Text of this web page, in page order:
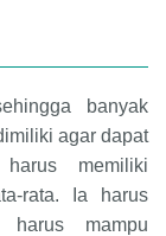
banyak
agar dapat
memiliki
rata. Ia harus
mampu